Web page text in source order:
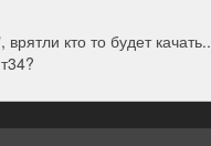
кто то будет качать..